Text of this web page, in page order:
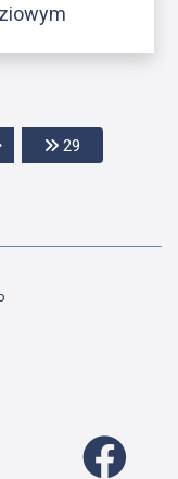
Przejdź do następnej
29